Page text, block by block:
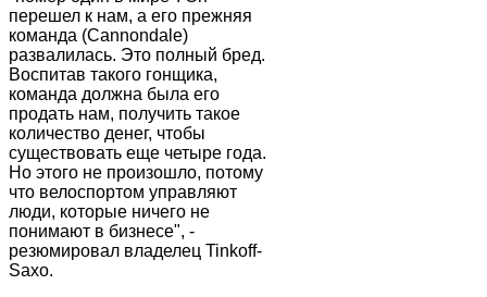
перешел к нам, а его прежняя
команда (Cannondale)
развалилась. Это полный бред.
Воспитав такого гонщика,
команда должна была его
продать нам, получить такое
количество денег, чтобы
существовать еще четыре года.
Но этого не произошло, потому
что велоспортом управляют
люди, которые ничего не
понимают в бизнесе", -
резюмировал владелец Tinkoff-
Saxo.